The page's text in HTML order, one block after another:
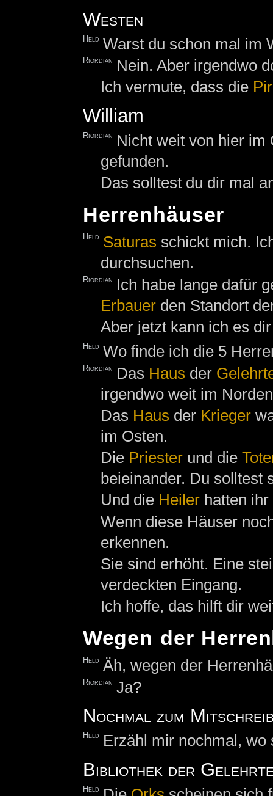
Westen
Held Warst du schon mal im
Riordian
Nein. Aber irgendwo
Ich vermute, dass die
William
Riordian
Nicht weit von hier
gefunden.
Das solltest du dir mal
Herrenhäuser
Held Saturas schickt mich.
durchsuchen.
Riordian
Ich habe lange dafür
Erbauerden Standort
Aber jetzt kann ich es
Held Wo finde ich die 5
Riordian Das Haus der
irgendwo weit im
Das Haus der Krieger
im Osten.
Die Priesterund die
beieinander. Du solltest
Und die Heilerhatten ihr
Wenn diese Häuser
erkennen.
Sie sind erhöht. Eine
verdeckten Eingang.
Ich hoffe, das hilft dir
Wegen der
Held Äh, wegen der
Riordian Ja?
Nochmal zum
Held Erzähl mir nochmal, wo
Bibliothek der
Held